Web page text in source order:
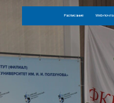
Расписание Web-почта